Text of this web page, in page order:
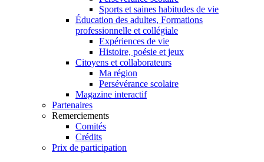
Sports et saines habitudes de vie
Éducation des adultes, Formations
professionnelle et collégiale
Expériences de vie
Histoire, poésie et jeux
Citoyens et collaborateurs
Ma région
Persévérance scolaire
Magazine interactif
Partenaires
Remerciements
Comités
Crédits
Prix de participation